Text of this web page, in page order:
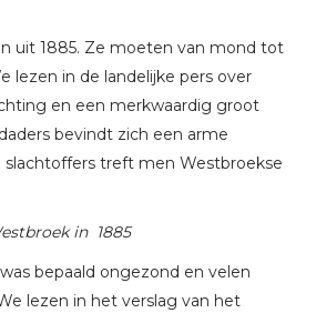
uit 1885. Ze moeten van mond tot
lezen in de landelijke pers over
en een merkwaardig groot
bevindt zich een arme
slachtoffers treft men Westbroekse
in 1885
bepaald ongezond en velen
lezen in het verslag van het